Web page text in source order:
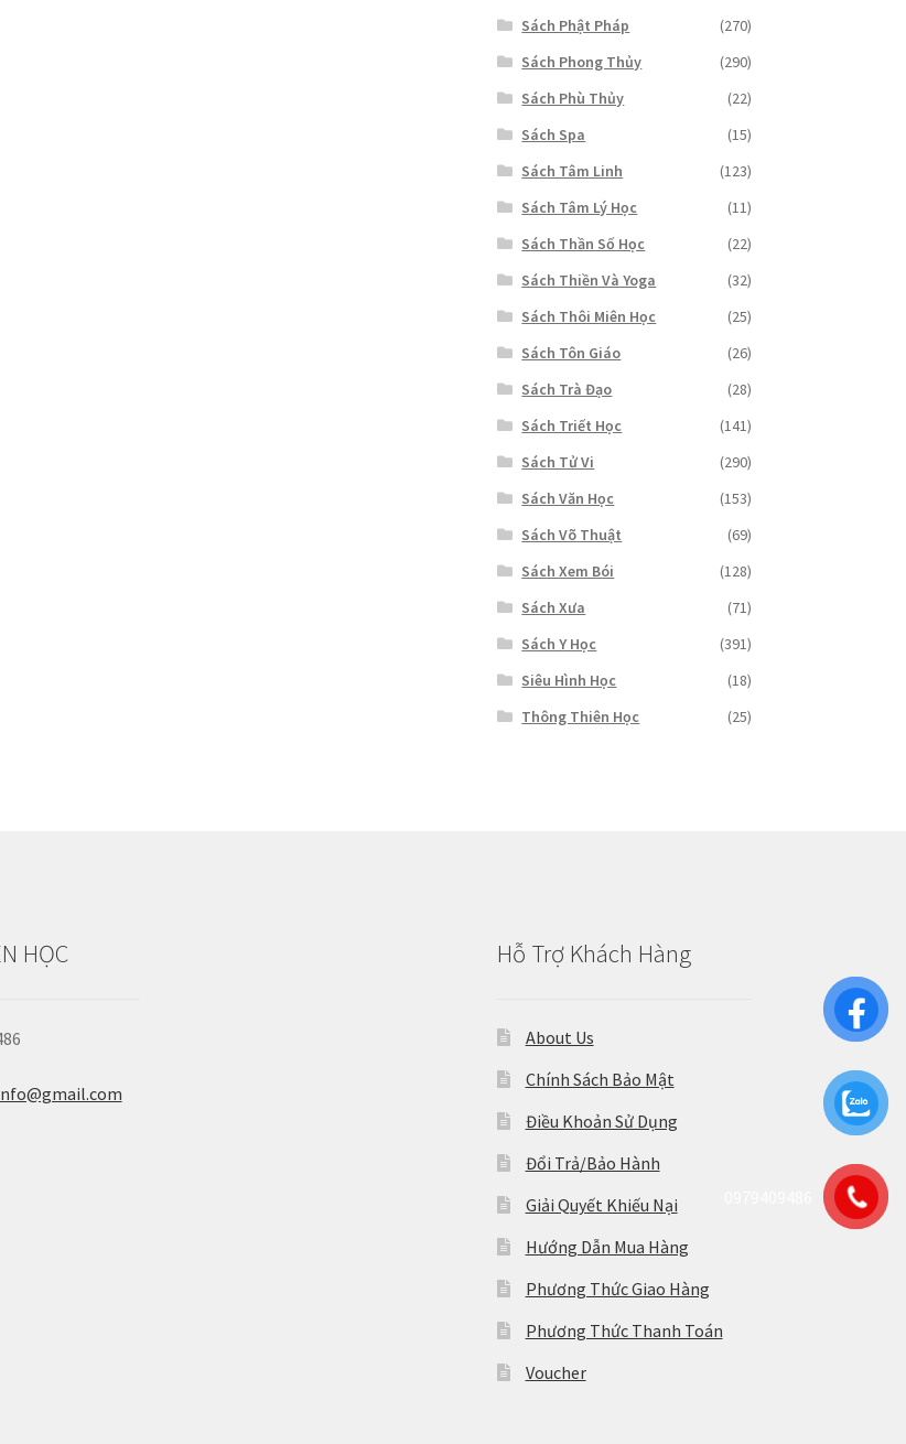
Sách Phật Pháp
(270)
Sách Phong Thủy
(290)
Sách Phù Thủy
(22)
Sách Spa
(15)
Sách Tâm Linh
(123)
Sách Tâm Lý Học
(11)
Sách Thần Số Học
(22)
Sách Thiền Và Yoga
(32)
Sách Thôi Miên Học
(25)
Sách Tôn Giáo
(26)
Sách Trà Đạo
(28)
Sách Triết Học
(141)
Sách Tử Vi
(290)
Sách Văn Học
(153)
Sách Võ Thuật
(69)
Sách Xem Bói
(128)
Sách Xưa
(71)
Sách Y Học
(391)
Siêu Hình Học
(18)
Thông Thiên Học
(25)
HỌC Hỗ Trợ Khách Hàng
About Us
Chính Sách Bảo Mật
Điều Khoản Sử Dụng
Đổi Trả/Bảo Hành
Giải Quyết Khiếu Nại
Hướng Dẫn Mua Hàng
Phương Thức Giao Hàng
Phương Thức Thanh Toán
Voucher